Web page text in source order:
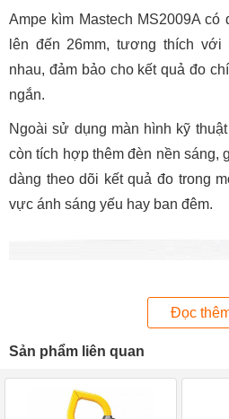
Ampe kìm Mastech MS2009A
lên đến 26mm, tương thích
nhau, đảm bảo cho kết quả đo
ngắn.
Ngoài sử dụng màn hình kỹ
còn tích hợp thêm đèn nền sáng,
dàng theo dõi kết quả đo trong
vực ánh sáng yếu hay ban đêm.
Đọc
Sản phẩm liên quan